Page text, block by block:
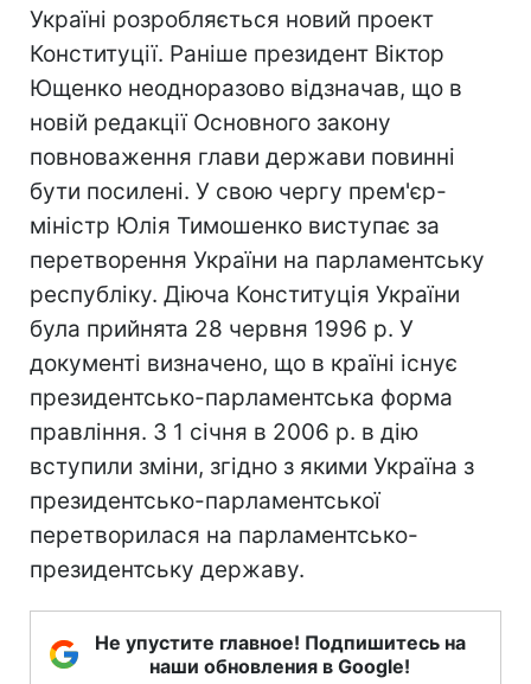
Україні розробляється новий проект
Конституції. Раніше президент Віктор
Ющенко неодноразово відзначав, що в
новій редакції Основного закону
повноваження глави держави повинні
бути посилені. У свою чергу прем'єр-
міністр Юлія Тимошенко виступає за
перетворення України на парламентську
республіку. Діюча Конституція України
була прийнята 28 червня 1996 р. У
документі визначено, що в країні існує
президентсько-парламентська форма
правління. З 1 січня в 2006 р. в дію
вступили зміни, згідно з якими Україна з
президентсько-парламентської
перетворилася на парламентсько-
президентську державу.
Не упустите главное! Подпишитесь на
наши обновления в Google!